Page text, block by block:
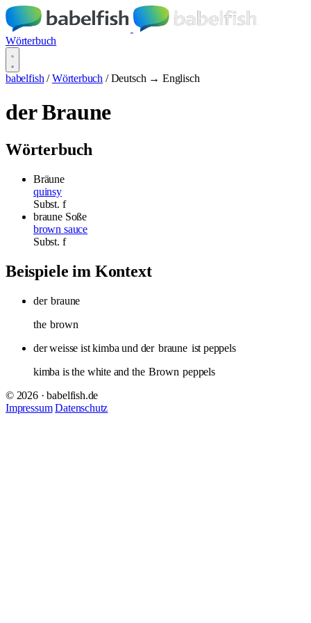
Wörterbuch
babelfish / Wörterbuch / Deutsch → Englisch
der Braune
Wörterbuch
Bräune
quinsy
Subst. f
braune Soße
brown sauce
Subst. f
Beispiele im Kontext
der braune
the brown
der weisse ist kimba und der braune ist peppels
kimba is the white and the Brown peppels
© 2026 · babelfish.de
Impressum Datenschutz